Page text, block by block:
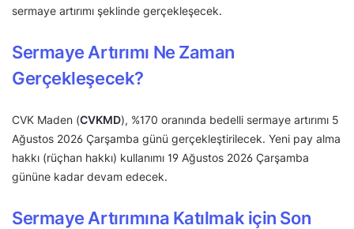
sermaye artırımı şeklinde gerçekleşecek.
Sermaye Artırımı Ne Zaman
Gerçekleşecek?
CVK Maden (CVKMD), %170 oranında bedelli sermaye artırımı 5
Ağustos 2026 Çarşamba günü gerçekleştirilecek. Yeni pay alma
hakkı (rüçhan hakkı) kullanımı 19 Ağustos 2026 Çarşamba
gününe kadar devam edecek.
Sermaye Artırımına Katılmak için Son